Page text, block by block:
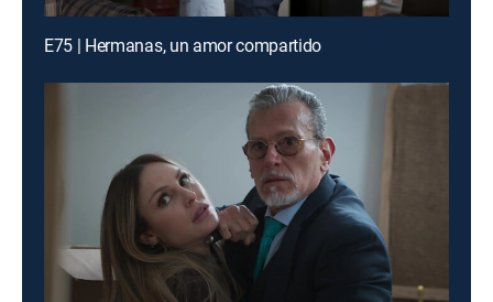
E75 | Hermanas, un amor compartido